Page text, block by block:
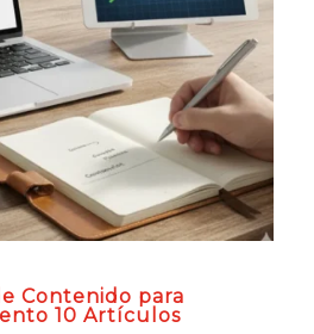
Contenido para
10 Artículos